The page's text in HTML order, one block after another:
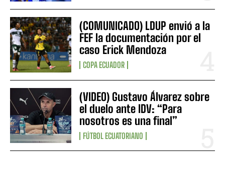
(COMUNICADO) LDUP envió a la
FEF la documentación por el
caso Erick Mendoza
COPA ECUADOR
(VIDEO) Gustavo Álvarez sobre
el duelo ante IDV: “Para
nosotros es una final”
FÚTBOL ECUATORIANO